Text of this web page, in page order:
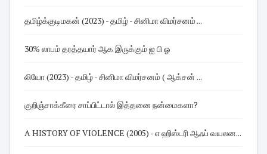
தமிழ்க்குடிமகன் (2023) - தமிழ் - சினிமா விமர்சனம் ...
30% லாபம் தரத்தயார் ஆக இருக்கும் ஐ பி ஓ
லியோ (2023) - தமிழ் - சினிமா விமர்சனம் ( ஆக்சன் ...
குறிஞ்சாக்கீரை சாப்பிட்டால் இத்தனை நன்மைகளா?
A HISTORY OF VIOLENCE (2005) - எ ஹிஸ்டரி ஆஃப் வயலன...